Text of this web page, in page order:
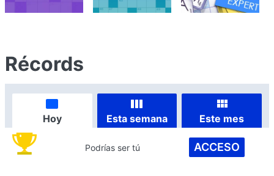
Récords
Hoy Esta semana Este mes
Podrías ser tú ACCESO